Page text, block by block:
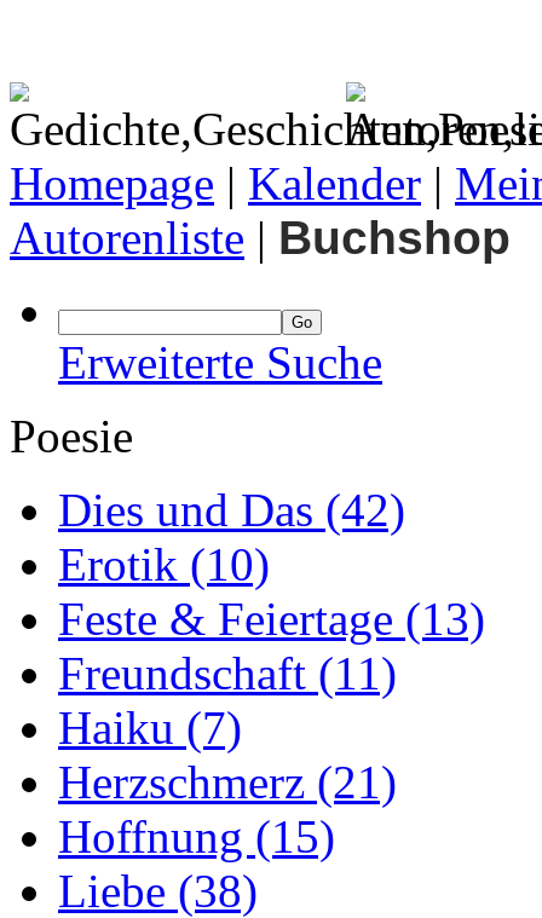
Homepage | Kalender |
Autorenliste | Buchshop
Erweiterte Suche
Poesie
Dies und Das (42)
Erotik (10)
Feste & Feiertage (13)
Freundschaft (11)
Haiku (7)
Herzschmerz (21)
Hoffnung (15)
Liebe (38)